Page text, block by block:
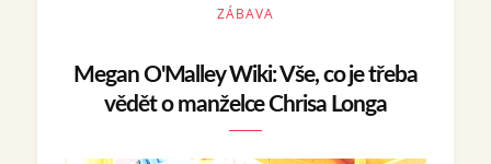
ZÁBAVA
Megan O'Malley Wiki: Vše, co je třeba
vědět o manželce Chrisa Longa